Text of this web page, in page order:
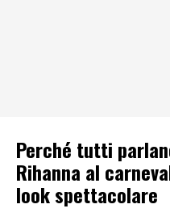
Perché tutti
Rihanna al
look spettacolare